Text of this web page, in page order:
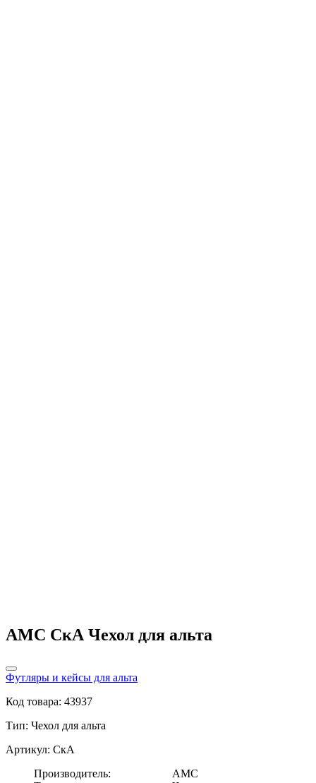
AMC СкА Чехол для альта
Футляры и кейсы для альта
Код товара: 43937
Тип: Чехол для альта
Артикул: СкА
Производитель:
AMC